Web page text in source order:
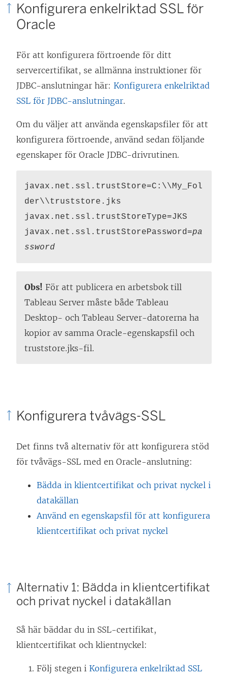
Konfigurera enkelriktad SSL för
Oracle
För att konfigurera förtroende för ditt
servercertifikat, se allmänna instruktioner för
JDBC-anslutningar här: Konfigurera enkelriktad
SSL för JDBC-anslutningar.
Om du väljer att använda egenskapsfiler för att
konfigurera förtroende, använd sedan följande
egenskaper för Oracle JDBC-drivrutinen.
javax.net.ssl.trustStore=C:\\My_Fol
der\\truststore.jks
javax.net.ssl.trustStoreType=JKS
javax.net.ssl.trustStorePassword=pa
ssword
Obs! För att publicera en arbetsbok till
Tableau Server måste både Tableau
Desktop- och Tableau Server-datorerna ha
kopior av samma Oracle-egenskapsfil och
truststore.jks-fil.
Konfigurera tvåvägs-SSL
Det finns två alternativ för att konfigurera stöd
för tvåvägs-SSL med en Oracle-anslutning:
Bädda in klientcertifikat och privat nyckel i
datakällan
Använd en egenskapsfil för att konfigurera
klientcertifikat och privat nyckel
Alternativ 1: Bädda in klientcertifikat
och privat nyckel i datakällan
Så här bäddar du in SSL-certifikat,
klientcertifikat och klientnyckel:
Följ stegen i Konfigurera enkelriktad SSL